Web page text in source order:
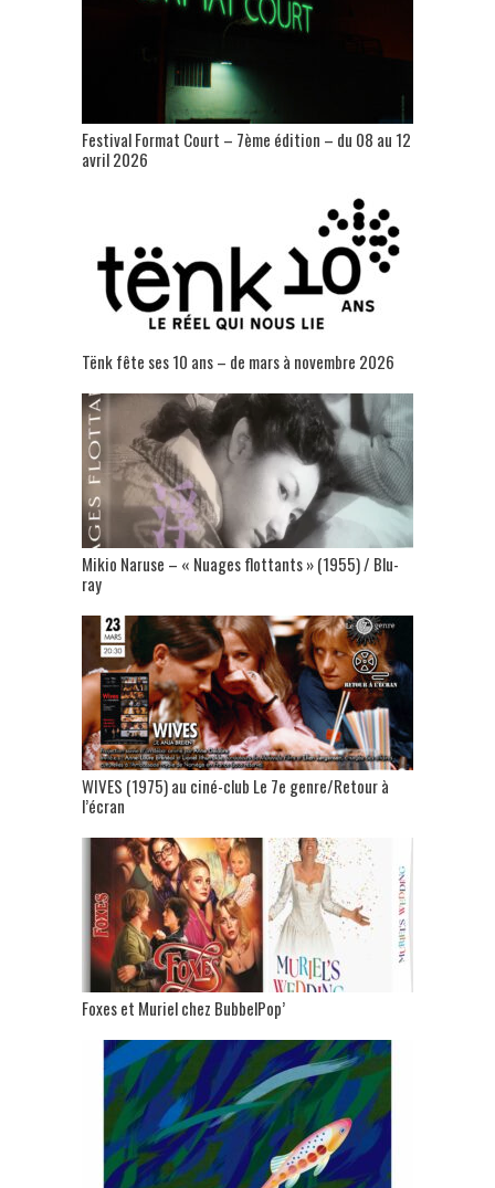
Festival Format Court – 7ème édition – du 08 au 12
avril 2026
Tënk fête ses 10 ans – de mars à novembre 2026
Mikio Naruse – « Nuages flottants » (1955) / Blu-
ray
WIVES (1975) au ciné-club Le 7e genre/Retour à
l’écran
Foxes et Muriel chez BubbelPop’